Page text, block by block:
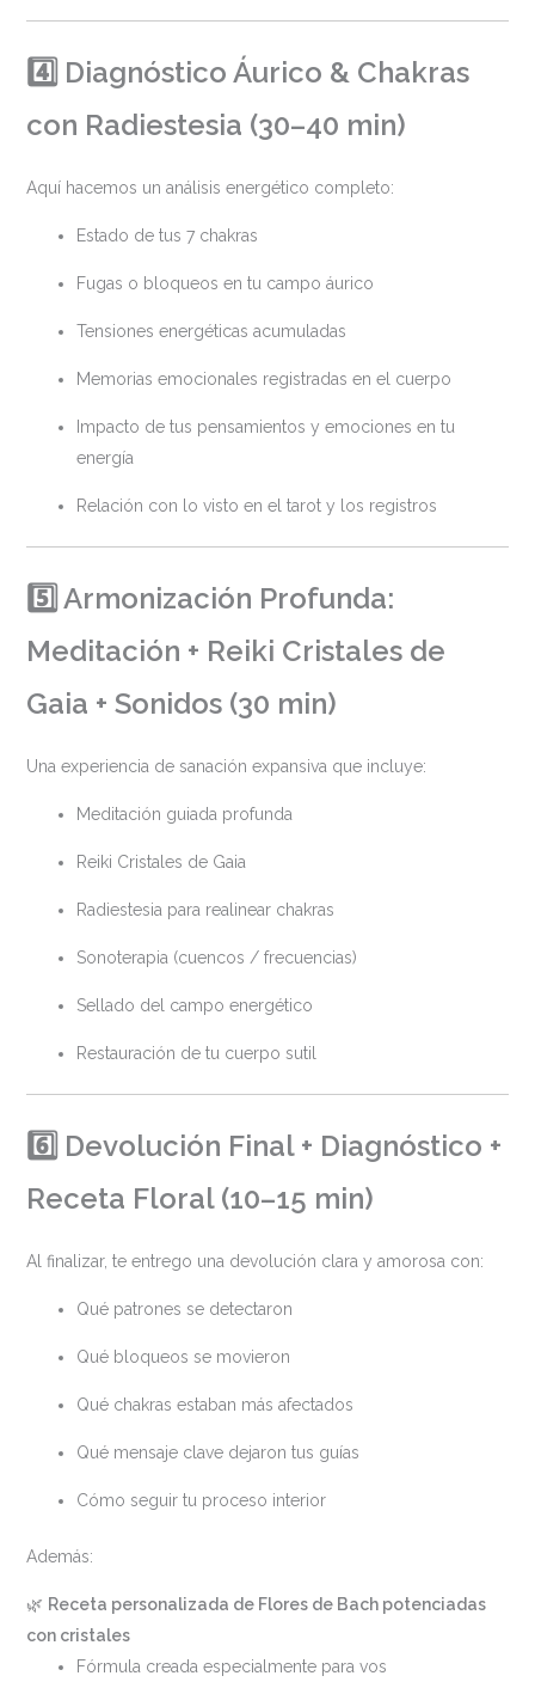
4️⃣ Diagnóstico Áurico & Chakras
con Radiestesia (30–40 min)
Aquí hacemos un análisis energético completo:
Estado de tus 7 chakras
Fugas o bloqueos en tu campo áurico
Tensiones energéticas acumuladas
Memorias emocionales registradas en el cuerpo
Impacto de tus pensamientos y emociones en tu
energía
Relación con lo visto en el tarot y los registros
5️⃣ Armonización Profunda:
Meditación + Reiki Cristales de
Gaia + Sonidos (30 min)
Una experiencia de sanación expansiva que incluye:
Meditación guiada profunda
Reiki Cristales de Gaia
Radiestesia para realinear chakras
Sonoterapia (cuencos / frecuencias)
Sellado del campo energético
Restauración de tu cuerpo sutil
6️⃣ Devolución Final + Diagnóstico +
Receta Floral (10–15 min)
Al finalizar, te entrego una devolución clara y amorosa con:
Qué patrones se detectaron
Qué bloqueos se movieron
Qué chakras estaban más afectados
Qué mensaje clave dejaron tus guías
Cómo seguir tu proceso interior
Además:
🌿 Receta personalizada de Flores de Bach potenciadas
con cristales
Fórmula creada especialmente para vos